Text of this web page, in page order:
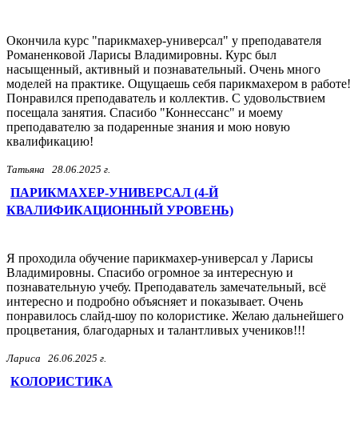
Окончила курс "парикмахер-универсал" у преподавателя
Романенковой Ларисы Владимировны. Курс был
насыщенный, активный и познавательный. Очень много
моделей на практике. Ощущаешь себя парикмахером в работе!
Понравился преподаватель и коллектив. С удовольствием
посещала занятия. Спасибо "Коннессанс" и моему
преподавателю за подаренные знания и мою новую
квалификацию!
Татьяна 28.06.2025 г.
ПАРИКМАХЕР-УНИВЕРСАЛ (4-Й
КВАЛИФИКАЦИОННЫЙ УРОВЕНЬ)
Я проходила обучение парикмахер-универсал у Ларисы
Владимировны. Спасибо огромное за интересную и
познавательную учебу. Преподаватель замечательный, всё
интересно и подробно объясняет и показывает. Очень
понравилось слайд-шоу по колористике. Желаю дальнейшего
процветания, благодарных и талантливых учеников!!!
Лариса 26.06.2025 г.
КОЛОРИСТИКА